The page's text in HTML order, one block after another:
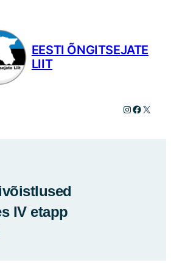
EESTI ÕNGITSEJATE
LIIT
Instagram
X
IV etapp